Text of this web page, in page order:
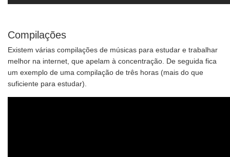
Compilações
Existem várias compilações de músicas para estudar e trabalhar
melhor na internet, que apelam à concentração. De seguida fica
um exemplo de uma compilação de três horas (mais do que
suficiente para estudar).